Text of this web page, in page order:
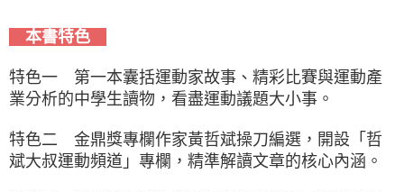
本書特色
特色一 第一本囊括運動家故事、精彩比賽與運動產
業分析的中學生讀物，看盡運動議題大小事。
特色二 金鼎獎專欄作家黃哲斌操刀編選，開設「哲
斌大叔運動頻道」專欄，精準解讀文章的核心內涵。